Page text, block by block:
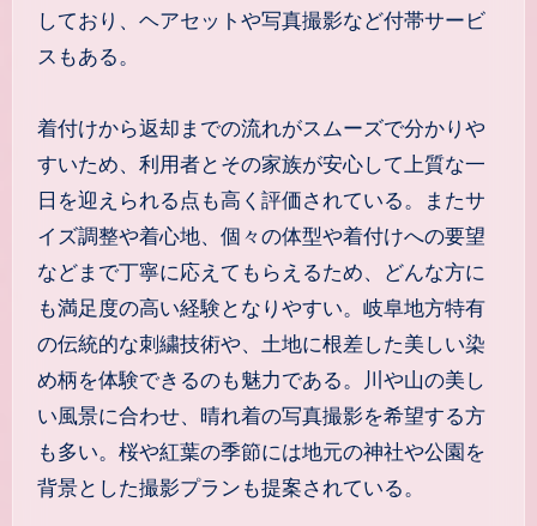
しており、ヘアセットや写真撮影など付帯サービ
スもある。
着付けから返却までの流れがスムーズで分かりや
すいため、利用者とその家族が安心して上質な一
日を迎えられる点も高く評価されている。またサ
イズ調整や着心地、個々の体型や着付けへの要望
などまで丁寧に応えてもらえるため、どんな方に
も満足度の高い経験となりやすい。岐阜地方特有
の伝統的な刺繍技術や、土地に根差した美しい染
め柄を体験できるのも魅力である。川や山の美し
い風景に合わせ、晴れ着の写真撮影を希望する方
も多い。桜や紅葉の季節には地元の神社や公園を
背景とした撮影プランも提案されている。